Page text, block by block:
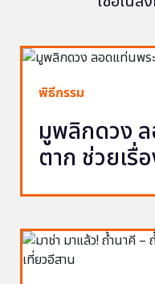
พิธีกรรม
มูพลิกดวง ล
ตาก ช่วยเรื่อ